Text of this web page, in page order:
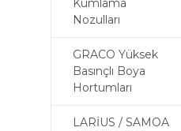
Kumlama
Nozulları
GRACO Yüksek
Basınçlı Boya
Hortumları
LARİUS / SAMOA